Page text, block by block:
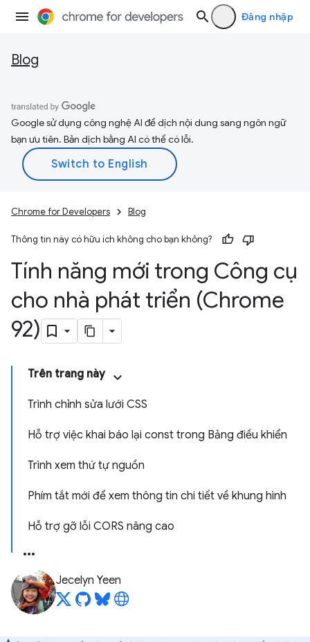
Đăng nhập
Blog
Google sử dụng công nghệ AI để dịch nội dung sang ngôn ngữ
bạn ưu tiên. Bản dịch bằng AI có thể có lỗi.
Chrome for Developers Blog
Thông tin này có hữu ích không cho bạn không?
Tính năng mới trong Công cụ
cho nhà phát triển (Chrome
92)
Trên trang này
Trình chỉnh sửa lưới CSS
Hỗ trợ việc khai báo lại const trong Bảng điều khiển
Trình xem thứ tự nguồn
Phím tắt mới để xem thông tin chi tiết về khung hình
Hỗ trợ gỡ lỗi CORS nâng cao
Jecelyn Yeen